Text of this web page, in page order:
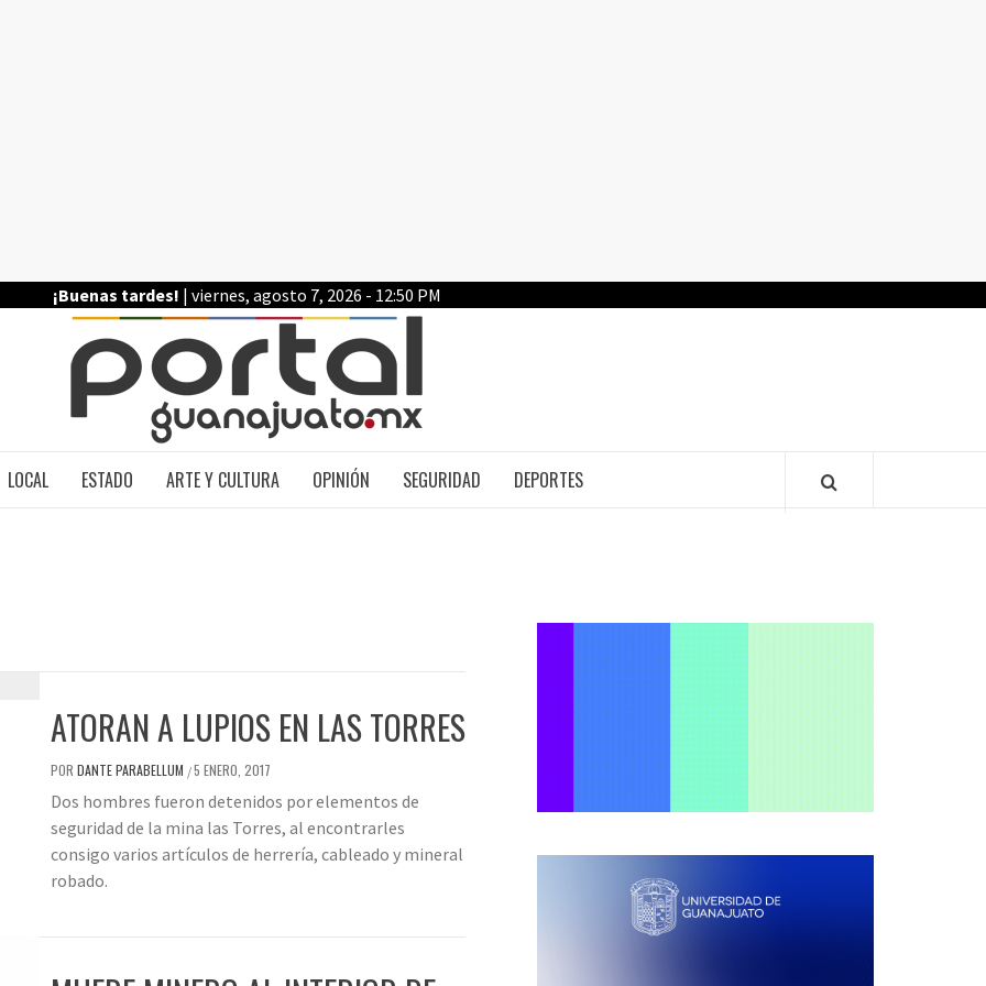
¡Buenas tardes! | viernes, agosto 7, 2026 - 12:50 PM
LOCAL ESTADO ARTE Y CULTURA OPINIÓN SEGURIDAD DEPORTES
ATORAN A LUPIOS EN LAS TORRES
POR DANTE PARABELLUM /5 ENERO, 2017
Dos hombres fueron detenidos por elementos de
seguridad de la mina las Torres, al encontrarles
consigo varios artículos de herrería, cableado y mineral
robado.